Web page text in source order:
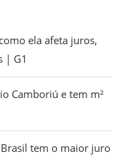
ela afeta juros,
| G1
Camboriú e tem m²
tem o maior juro